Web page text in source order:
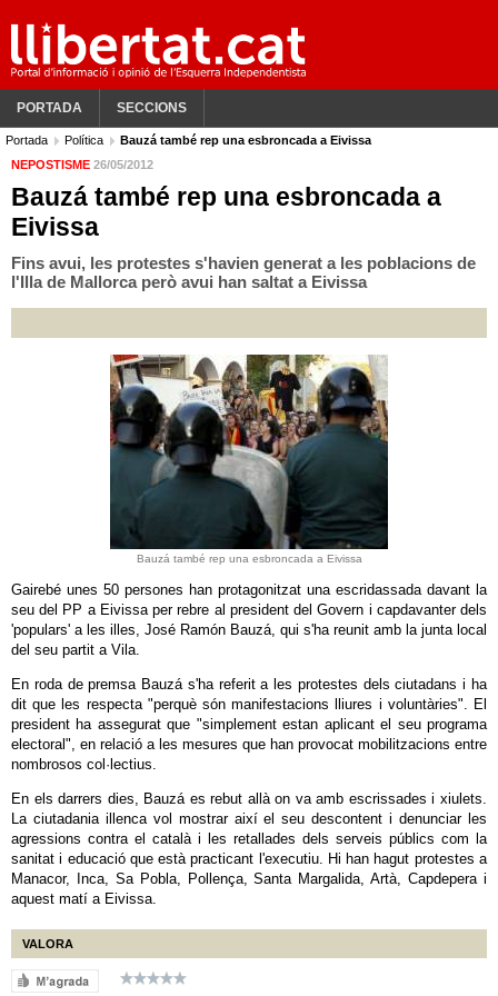
PORTADA SECCIONS
Portada Política
Bauzá també rep una esbroncada a Eivissa
NEPOSTISME 26/05/2012
Bauzá també rep una esbroncada a
Eivissa
Fins avui, les protestes s'havien generat a les poblacions de
l'Illa de Mallorca però avui han saltat a Eivissa
Bauzá també rep una esbroncada a Eivissa
Gairebé unes 50 persones han protagonitzat una escridassada davant la
seu del PP a Eivissa per rebre al president del Govern i capdavanter dels
'populars' a les illes, José Ramón Bauzá, qui s'ha reunit amb la junta local
del seu partit a Vila.
En roda de premsa Bauzá s'ha referit a les protestes dels ciutadans i ha
dit que les respecta "perquè són manifestacions lliures i voluntàries". El
president ha assegurat que "simplement estan aplicant el seu programa
electoral", en relació a les mesures que han provocat mobilitzacions entre
nombrosos col·lectius.
En els darrers dies, Bauzá es rebut allà on va amb escrissades i xiulets.
La ciutadania illenca vol mostrar així el seu descontent i denunciar les
agressions contra el català i les retallades dels serveis públics com la
sanitat i educació que està practicant l'executiu. Hi han hagut protestes a
Manacor, Inca, Sa Pobla, Pollença, Santa Margalida, Artà, Capdepera i
aquest matí a Eivissa.
VALORA